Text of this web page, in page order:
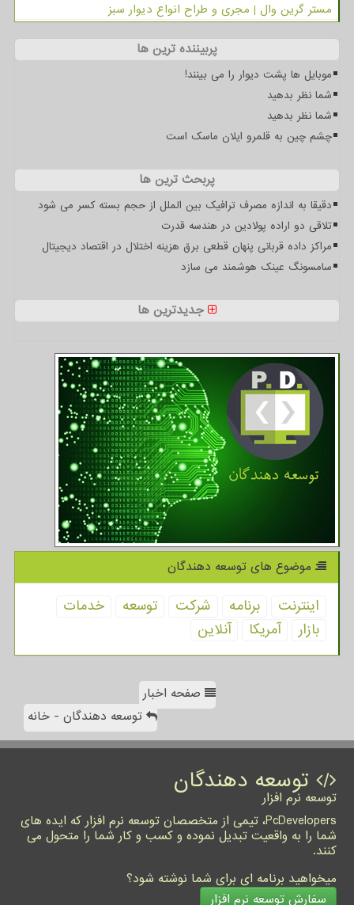
مستر گرین وال | مجری و طراح انواع دیوار سبز
پربیننده ترین ها
موبایل ها پشت دیوار را می بینند!
شما نظر بدهید
شما نظر بدهید
چشم چین به قلمرو ایلان ماسک است
پربحث ترین ها
دقیقا به اندازه مصرف ترافیک بین الملل از حجم بسته کسر می شود
تلاقی دو اراده پولادین در هندسه قدرت
مراکز داده قربانی پنهان قطعی برق هزینه اختلال در اقتصاد دیجیتال
سامسونگ عینک هوشمند می سازد
جدیدترین ها
موضوع های توسعه دهندگان
اینترنت برنامه شركت توسعه
خدمات
بازار
آمریكا آنلاین
صفحه اخبار
توسعه دهندگان - خانه
توسعه دهندگان
توسعه نرم افزار
PcDevelopers، تیمی از متخصصان توسعه نرم افزار که ایده های
شما را به واقعیت تبدیل نموده و کسب و کار شما را متحول می
کنند.
میخواهید برنامه ای برای شما نوشته شود؟
سفارش توسعه نرم افزار